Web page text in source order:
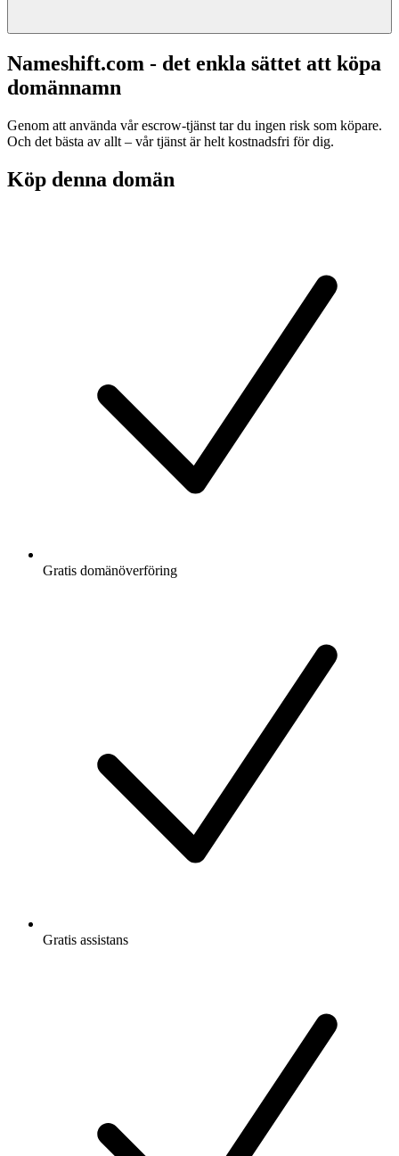
Nameshift.com - det enkla sättet att köpa
domännamn
Genom att använda vår escrow-tjänst tar du ingen risk som köpare.
Och det bästa av allt – vår tjänst är helt kostnadsfri för dig.
Köp denna domän
Gratis domänöverföring
Gratis assistans